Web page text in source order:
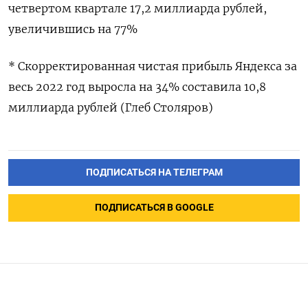
четвертом квартале 17,2 миллиарда рублей,
увеличившись на 77%
* Скорректированная чистая прибыль Яндекса за
весь 2022 год выросла на 34% составила 10,8
миллиарда рублей (Глеб Столяров)
ПОДПИСАТЬСЯ НА ТЕЛЕГРАМ
ПОДПИСАТЬСЯ В GOOGLE